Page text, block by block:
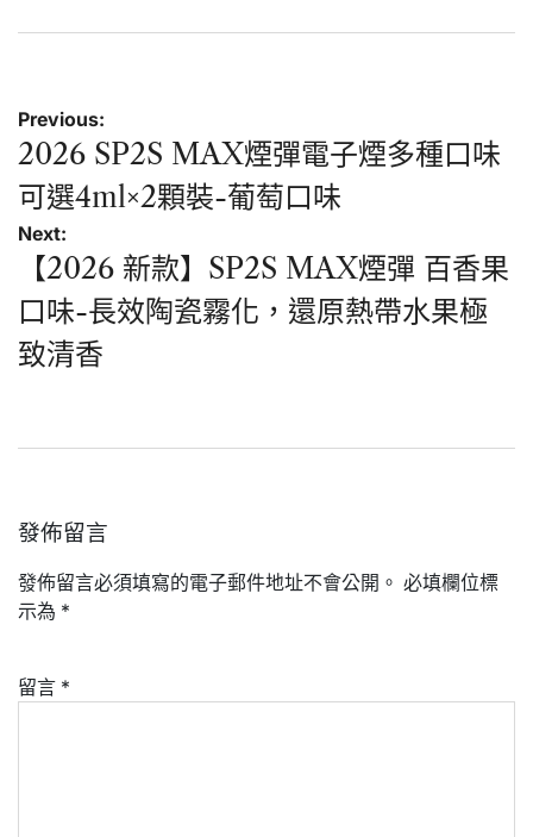
文
章
導
覽
Previous:
2026 SP2S MAX煙彈電子煙多種口味
可選4ml×2顆裝-葡萄口味
Next:
【2026 新款】SP2S MAX煙彈 百香果
口味-長效陶瓷霧化，還原熱帶水果極
致清香
發佈留言
發佈留言必須填寫的電子郵件地址不會公開。 必填欄位標
示為 *
留言 *